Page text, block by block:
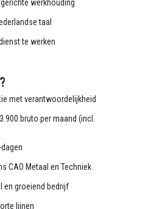
werkhouding
taal
te werken
met verantwoordelijkheid
bruto per maand (incl.
CAO Metaal en Techniek
en groeiend bedrijf
lijnen